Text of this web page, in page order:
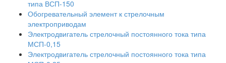
типа ВСП-150
Обогревательный элемент к стрелочным
электроприводам
Электродвигатель стрелочный постоянного тока типа
МСП-0,15
Электродвигатель стрелочный постоянного тока типа